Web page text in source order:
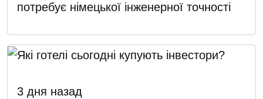
потребує німецької інженерної точності
3 дня назад